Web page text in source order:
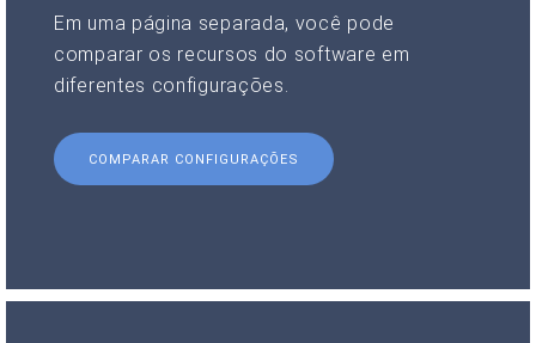
Em uma página separada, você pode
comparar os recursos do software em
diferentes configurações.
COMPARAR CONFIGURAÇÕES